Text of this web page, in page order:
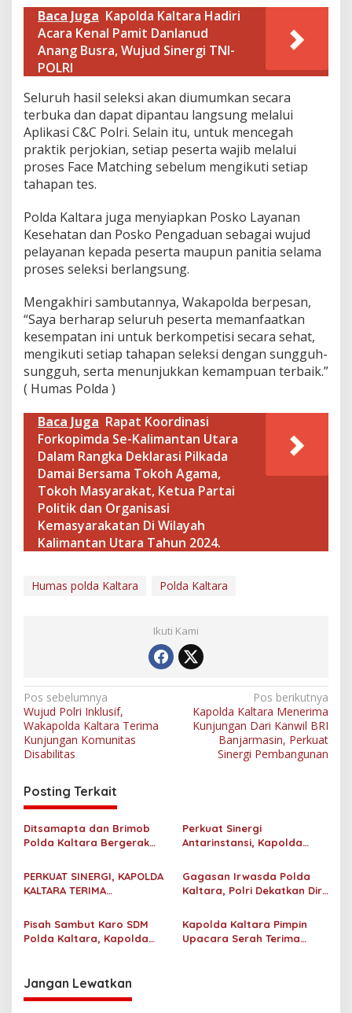
g
r
i
t
s
S
e
l
e
k
s
n
e
i
m
a
n
B
n
t
a
B
r
i
m
o
b
P
o
l
T
Baca Juga Kapolda Kaltara Hadiri
Acara Kenal Pamit Danlanud
Anang Busra, Wujud Sinergi TNI-
POLRI
Seluruh hasil seleksi akan diumumkan secara
terbuka dan dapat dipantau langsung melalui
Aplikasi C&C Polri. Selain itu, untuk mencegah
praktik perjokian, setiap peserta wajib melalui
proses Face Matching sebelum mengikuti setiap
tahapan tes.
Polda Kaltara juga menyiapkan Posko Layanan
Kesehatan dan Posko Pengaduan sebagai wujud
pelayanan kepada peserta maupun panitia selama
proses seleksi berlangsung.
​Mengakhiri sambutannya, Wakapolda berpesan,
“Saya berharap seluruh peserta memanfaatkan
kesempatan ini untuk berkompetisi secara sehat,
mengikuti setiap tahapan seleksi dengan sungguh-
sungguh, serta menunjukkan kemampuan terbaik.”
( Humas Polda )
Baca Juga Rapat Koordinasi
Forkopimda Se-Kalimantan Utara
Dalam Rangka Deklarasi Pilkada
Damai Bersama Tokoh Agama,
Tokoh Masyarakat, Ketua Partai
Politik dan Organisasi
Kemasyarakatan Di Wilayah
Kalimantan Utara Tahun 2024.
Humas polda Kaltara Polda Kaltara
Ikuti Kami
N
a
v
i
g
a
s
i
p
o
s
Pos sebelumnya
Wujud Polri Inklusif,
Wakapolda Kaltara Terima
Kunjungan Komunitas
Disabilitas
Pos berikutnya
Kapolda Kaltara Menerima
Kunjungan Dari Kanwil BRI
Banjarmasin, Perkuat
Sinergi Pembangunan
Posting Terkait
Ditsamapta dan Brimob
Polda Kaltara Bergerak
Kebakaran Lahan Gambut
2 Hektar di Bulungan
Perkuat Sinergi
Antarinstansi, Kapolda
Pratama Tanjung Redeb
dan KPP Pratama Tarakan
PERKUAT SINERGI, KAPOLDA
KALTARA TERIMA
ATR/BPN PROVINSI
KALIMANTAN UTARA
Gagasan Irwasda Polda
Kaltara, Polri Dekatkan Diri
Sosialisasi dan Workshop
Digital Marketing
Pisah Sambut Karo SDM
Polda Kaltara, Kapolda
Berkeadilan
Kapolda Kaltara Pimpin
Upacara Serah Terima
Jangan Lewatkan